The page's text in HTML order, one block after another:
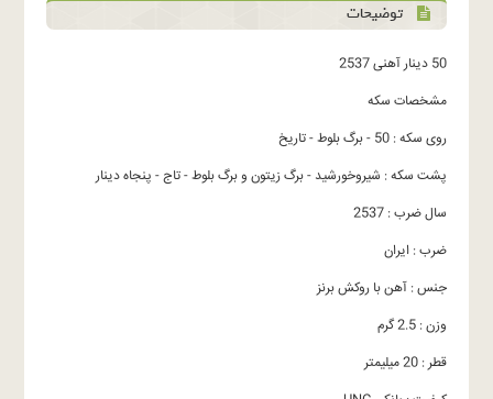
توضیحات
50 دینار آهنی 2537
مشخصات سکه
روی سکه : 50 - برگ بلوط - تاریخ
پشت سکه : شیروخورشید - برگ زیتون و برگ بلوط - تاج - پنجاه دینار
سال ضرب : 2537
ضرب : ایران
جنس : آهن با روکش برنز
وزن : 2.5 گرم
قطر : 20 میلیمتر